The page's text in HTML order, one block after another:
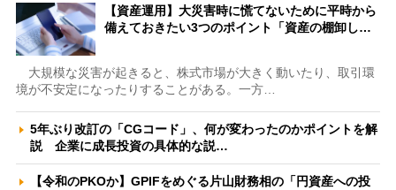
【資産運用】大災害時に慌てないために平時から
備えておきたい3つのポイント「資産の棚卸し…
大規模な災害が起きると、株式市場が大きく動いたり、取引環
境が不安定になったりすることがある。一方…
5年ぶり改訂の「CGコード」、何が変わったのかポイントを解
説 企業に成長投資の具体的な説…
【令和のPKOか】GPIFをめぐる片山財務相の「円資産への投